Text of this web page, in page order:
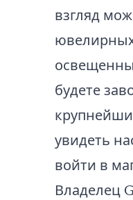
взгляд
будете
увидеть
войти в
Владелец